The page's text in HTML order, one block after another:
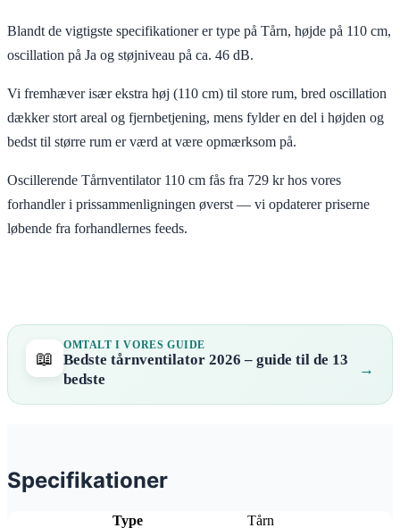
Blandt de vigtigste specifikationer er type på Tårn, højde på 110 cm,
oscillation på Ja og støjniveau på ca. 46 dB.
Vi fremhæver især ekstra høj (110 cm) til store rum, bred oscillation
dækker stort areal og fjernbetjening, mens fylder en del i højden og
bedst til større rum er værd at være opmærksom på.
Oscillerende Tårnventilator 110 cm fås fra 729 kr hos vores
forhandler i prissammenligningen øverst — vi opdaterer priserne
løbende fra forhandlernes feeds.
📖
OMTALT I VORES GUIDE
Bedste tårnventilator 2026 – guide til de 13
bedste
Specifikationer
Type
Tårn